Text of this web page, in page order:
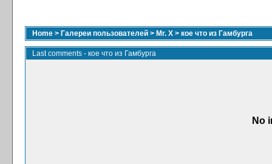
Home > Галереи пользователей > Mr. X > кое что из Гамбурга
Last comments - кое что из Гамбурга
No